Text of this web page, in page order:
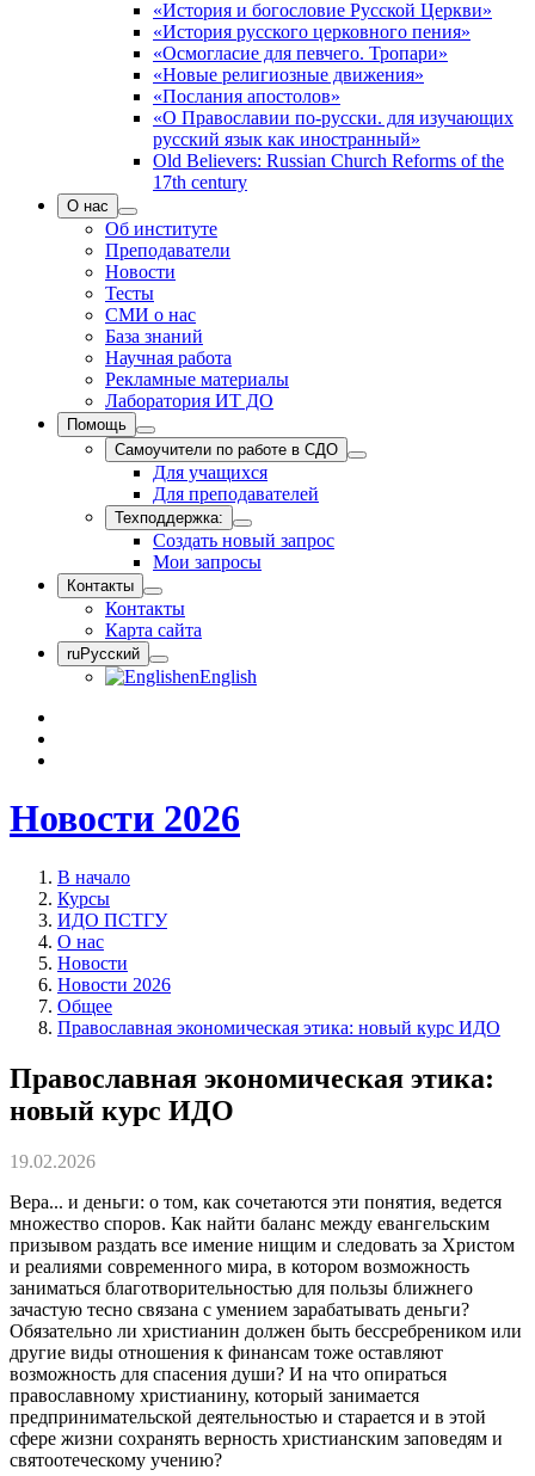
«История и богословие Русской Церкви»
«История русского церковного пения»
«Осмогласие для певчего. Тропари»
«Новые религиозные движения»
«Послания апостолов»
«О Православии по-русски. для изучающих
русский язык как иностранный»
Old Believers: Russian Church Reforms of the
17th century
О нас
Об институте
Преподаватели
Новости
Тесты
СМИ о нас
База знаний
Научная работа
Рекламные материалы
Лаборатория ИТ ДО
Помощь
Самоучители по работе в СДО
Для учащихся
Для преподавателей
Техподдержка:
Создать новый запрос
Мои запросы
Контакты
Контакты
Карта сайта
ruРусский
enEnglish
Новости 2026
В начало
Курсы
ИДО ПСТГУ
О нас
Новости
Новости 2026
Общее
Православная экономическая этика: новый курс ИДО
Православная экономическая этика:
новый курс ИДО
19.02.2026
Вера... и деньги: о том, как сочетаются эти понятия, ведется
множество споров. Как найти баланс между евангельским
призывом раздать все имение нищим и следовать за Христом
и реалиями современного мира, в котором возможность
заниматься благотворительностью для пользы ближнего
зачастую тесно связана с умением зарабатывать деньги?
Обязательно ли христианин должен быть бессребреником или
другие виды отношения к финансам тоже оставляют
возможность для спасения души? И на что опираться
православному христианину, который занимается
предпринимательской деятельностью и старается и в этой
сфере жизни сохранять верность христианским заповедям и
святоотеческому учению?